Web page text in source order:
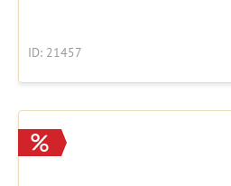
ID: 21457